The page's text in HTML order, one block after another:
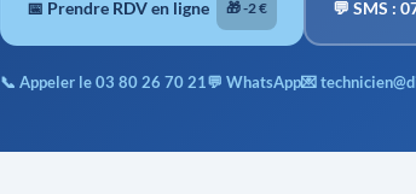
📅 Prendre RDV en ligne 🎁 -2 € 💬 SMS :
📞 Appeler le 03 80 26 70 21💬 WhatsApp💌